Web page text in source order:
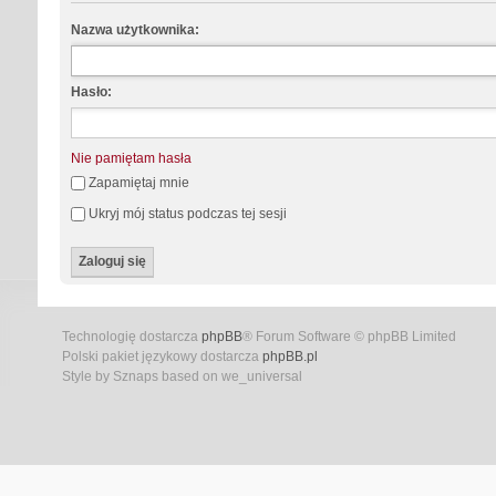
Nazwa użytkownika:
Hasło:
Nie pamiętam hasła
Zapamiętaj mnie
Ukryj mój status podczas tej sesji
Technologię dostarcza phpBB® Forum Software © phpBB Limited
Polski pakiet językowy dostarcza phpBB.pl
Style by Sznaps based on we_universal